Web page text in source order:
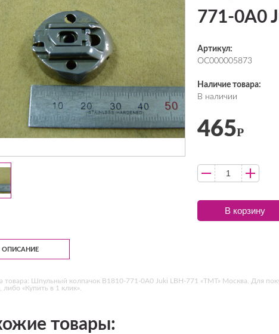
771-0A0
Артикул:
ОС000005873
Наличие товара:
В наличии
465Р
В корзину
ОПИСАНИЕ
товара: Шпульный колпачок B1810-771-0A0 Juki LBH-771 «ТМТ» Москва. Для
либо «Купить в 1 клик».
товары: